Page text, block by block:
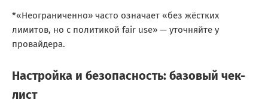
*«Неограниченно» часто означает «без жёстких
лимитов, но с политикой fair use» — уточняйте у
провайдера.
Настройка и безопасность: базовый чек-
лист